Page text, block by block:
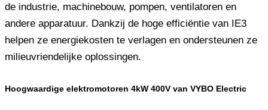
de industrie, machinebouw, pompen, ventilatoren en
andere apparatuur. Dankzij de hoge efficiëntie van IE3
helpen ze energiekosten te verlagen en ondersteunen ze
milieuvriendelijke oplossingen.
Hoogwaardige elektromotoren 4kW 400V van VYBO Electric